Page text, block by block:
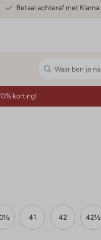
Betaal achteraf met Klarna
korting!
41 42 42½